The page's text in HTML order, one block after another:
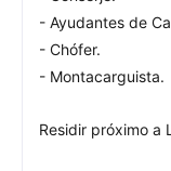
- Ayudantes de
- Chófer.
- Montacarguista.
Residir próximo a